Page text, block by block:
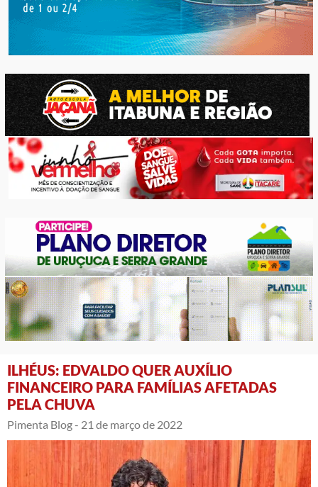
ILHÉUS: EDVALDO QUER AUXÍLIO
FINANCEIRO PARA FAMÍLIAS AFETADAS
PELA CHUVA
Pimenta Blog - 21 de março de 2022